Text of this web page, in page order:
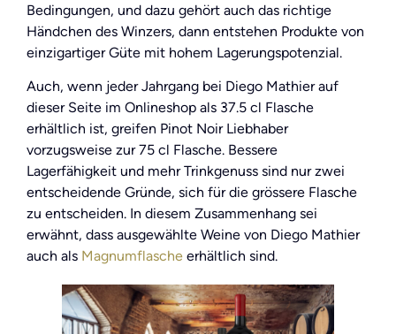
Bedingungen, und dazu gehört auch das richtige
Händchen des Winzers, dann entstehen Produkte von
einzigartiger Güte mit hohem Lagerungspotenzial.
Auch, wenn jeder Jahrgang bei Diego Mathier auf
dieser Seite im Onlineshop als 37.5 cl Flasche
erhältlich ist, greifen Pinot Noir Liebhaber
vorzugsweise zur 75 cl Flasche. Bessere
Lagerfähigkeit und mehr Trinkgenuss sind nur zwei
entscheidende Gründe, sich für die grössere Flasche
zu entscheiden. In diesem Zusammenhang sei
erwähnt, dass ausgewählte Weine von Diego Mathier
auch als Magnumflasche erhältlich sind.